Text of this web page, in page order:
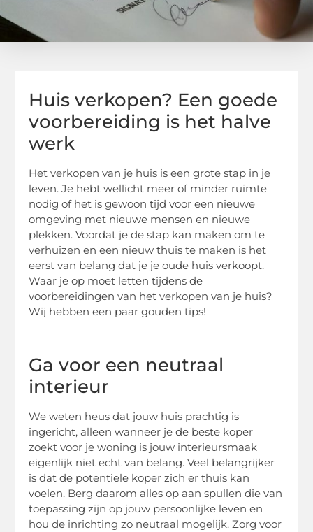
Huis verkopen? Een goede
voorbereiding is het halve
werk
Het verkopen van je huis is een grote stap in je
leven. Je hebt wellicht meer of minder ruimte
nodig of het is gewoon tijd voor een nieuwe
omgeving met nieuwe mensen en nieuwe
plekken. Voordat je de stap kan maken om te
verhuizen en een nieuw thuis te maken is het
eerst van belang dat je je oude huis verkoopt.
Waar je op moet letten tijdens de
voorbereidingen van het verkopen van je huis?
Wij hebben een paar gouden tips!
Ga voor een neutraal
interieur
We weten heus dat jouw huis prachtig is
ingericht, alleen wanneer je de beste koper
zoekt voor je woning is jouw interieursmaak
eigenlijk niet echt van belang. Veel belangrijker
is dat de potentiele koper zich er thuis kan
voelen. Berg daarom alles op aan spullen die van
toepassing zijn op jouw persoonlijke leven en
hou de inrichting zo neutraal mogelijk. Zorg voor